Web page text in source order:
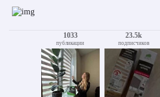
1033
публикации
23.5k
подписчиков